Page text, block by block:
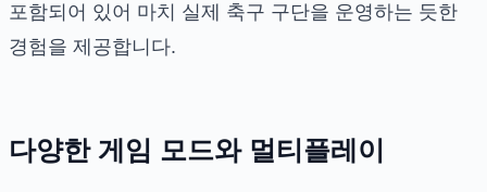
포함되어 있어 마치 실제 축구 구단을 운영하는 듯한
경험을 제공합니다.
다양한 게임 모드와 멀티플레이